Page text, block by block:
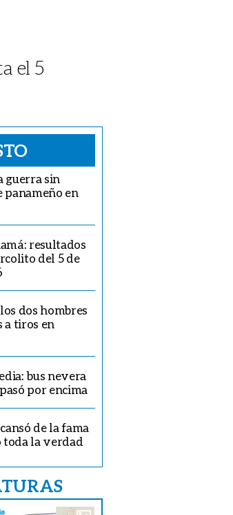
el 5
guerra sin
panameño en
resultados
del 5 de
dos hombres
a tiros en
bus nevera
por encima
de la fama
la verdad